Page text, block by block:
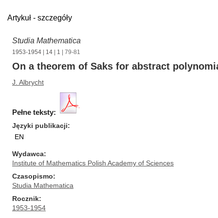
Artykuł - szczegóły
Studia Mathematica
1953-1954 14 1 | 79-81
On a theorem of Saks for abstract
J. Albrycht
Pełne teksty:
Języki publikacji
EN
Wydawca
Institute of Mathematics Polish Academy of Sciences
Czasopismo
Studia Mathematica
Rocznik
1953-1954